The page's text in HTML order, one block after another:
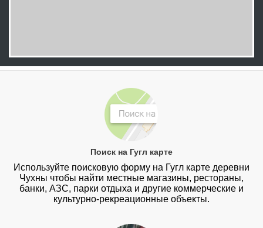
Поиск на Гугл карте
Используйте поисковую форму на Гугл карте деревни
Чухны чтобы найти местные магазины, рестораны,
банки, АЗС, парки отдыха и другие коммерческие и
культурно-рекреационные объекты.